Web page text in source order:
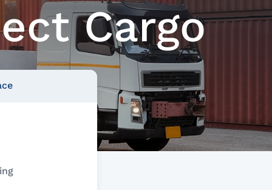
Bulgarian
Croatian
Czech
English
German
Hungarian
Cargo